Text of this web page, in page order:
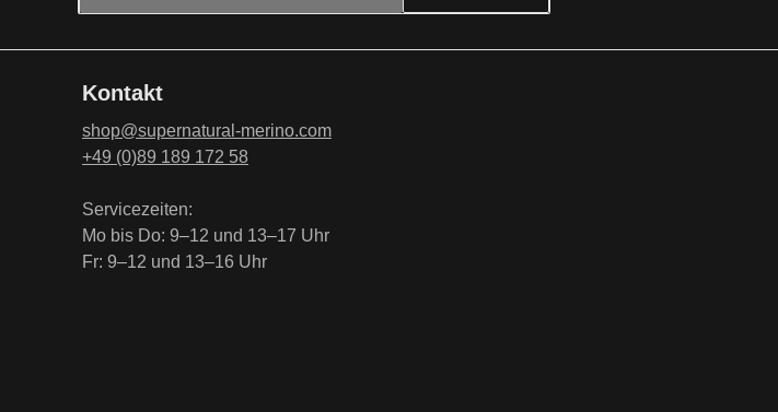
genommen und die
einverstanden.*
Die mit einem Stern (*) markierten Felder sind Pflichtfelder.
Kontakt
shop@supernatural-merino.com
+49 (0)89 189 172 58
Servicezeiten:
Mo bis Do: 9–12 und 13–17 Uhr
Fr: 9–12 und 13–16 Uhr